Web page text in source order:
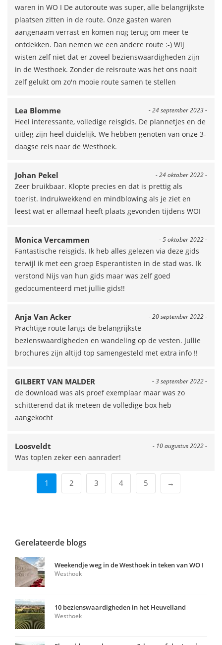
waren in WO I De autoroute was super, alle belangrijkste
plaatsen zitten in de route. Onze gasten waren
aangenaam verrast en komen nog terug om meer te
ontdekken. Dan nemen we een andere route :-) Wij
wisten zelf niet dat er zoveel bezienswaardigheden zijn
in de Westhoek. Zonder de reisroute was het ons nooit
zelf gelukt om zo'n mooie route samen te stellen
- 24 september 2023 -
Lea Blomme
Heel interessante, volledige reisgids. De plannetjes en de
uitleg zijn heel duidelijk. We hebben genoten van onze 3-
daagse reis naar de Westhoek.
- 24 oktober 2022 -
Johan Pekel
Zeer bruikbaar. Klopte precies en dat is prettig als
toerist. Indrukwekkend en mindblowing als je ziet en
leest wat er allemaal heeft plaats gevonden tijdens WOI
- 5 oktober 2022 -
Monica Vercammen
Fantastische reisgids. Ik heb alles gelezen via deze gids
terwijl ik met een groep Esperantisten in de stad was. Ik
verstond Nijs van hun gids maar was zelf goed
gedocumenteerd met jullie gids!!
- 20 september 2022 -
Anja Van Acker
Prachtige route langs de belangrijkste
bezienswaardigheden en wandeling op de vesten. Jullie
brochures zijn altijd top samengesteld met extra info !!
- 3 september 2022 -
GILBERT VAN MALDER
de download was als proef exemplaar maar was zo
schitterend dat ik meteen de volledige box heb
aangekocht
- 10 augustus 2022 -
Loosveldt
Was top!en zeker een aanrader!
1 2 3 4 5 →
Gerelateerde blogs
Weekendje weg in de Westhoek in teken van WO I
Westhoek
10 bezienswaardigheden in het Heuvelland
Westhoek